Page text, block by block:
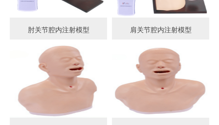
肘关节腔内注射模型 肩关节腔内注射模型